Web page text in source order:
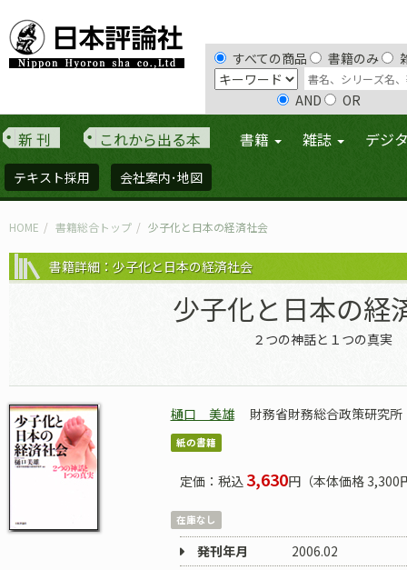
すべての商品 書籍のみ
AND OR
新 刊 これから出る本 書籍 雑誌 デジ
テキスト採用 会社案内･地図
HOME 書籍総合トップ 少子化と日本の経済社会
書籍詳細：少子化と日本の経済社会
少子化と日本の経
２つの神話と１つの真実
樋口 美雄 財務省財務総合政策研究所
紙の書籍
定価：税込 3,630円（本体価格 3,300
在庫なし
発刊年月
2006.02